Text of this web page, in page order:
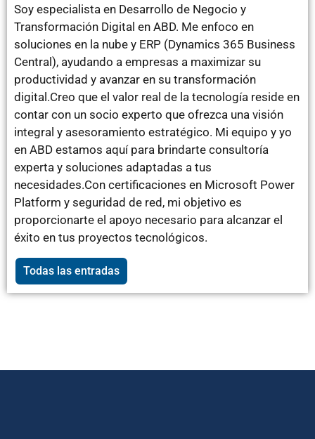
Soy especialista en Desarrollo de Negocio y
Transformación Digital en ABD. Me enfoco en
soluciones en la nube y ERP (Dynamics 365 Business
Central), ayudando a empresas a maximizar su
productividad y avanzar en su transformación
digital.Creo que el valor real de la tecnología reside en
contar con un socio experto que ofrezca una visión
integral y asesoramiento estratégico. Mi equipo y yo
en ABD estamos aquí para brindarte consultoría
experta y soluciones adaptadas a tus
necesidades.Con certificaciones en Microsoft Power
Platform y seguridad de red, mi objetivo es
proporcionarte el apoyo necesario para alcanzar el
éxito en tus proyectos tecnológicos.
Todas las entradas